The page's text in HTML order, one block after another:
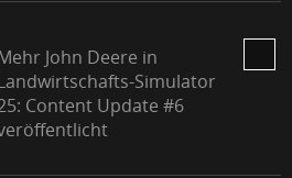
John Deere in
Simulator
Content Update #6